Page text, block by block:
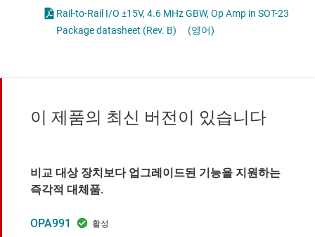
Rail-to-Rail I/O ±15V, 4.6 MHz GBW, Op Amp in SOT-23
Package datasheet (Rev. B)
(영어)
이 제품의 최신 버전이 있습니다
비교 대상 장치보다 업그레이드된 기능을 지원하는
즉각적 대체품.
OPA991